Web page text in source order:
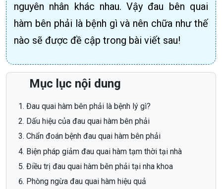
nguyên nhân khác nhau. Vậy đau bên quai
hàm bên phải là bệnh gì và nên chữa như thế
nào sẽ được đề cập trong bài viết sau!
Mục lục nội dung
Đau quai hàm bên phải là bệnh lý gì?
Dấu hiệu của đau quai hàm bên phải
Chẩn đoán bệnh đau quai hàm bên phải
Biện pháp giảm đau quai hàm tạm thời tại nhà
Điều trị đau quai hàm bên phải tại nha khoa
Phòng ngừa đau quai hàm hiệu quả